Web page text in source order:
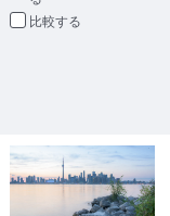
比較